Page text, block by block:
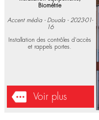
ELECTRONIQUES